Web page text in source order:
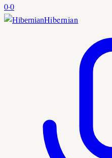
0·0
Hibernian